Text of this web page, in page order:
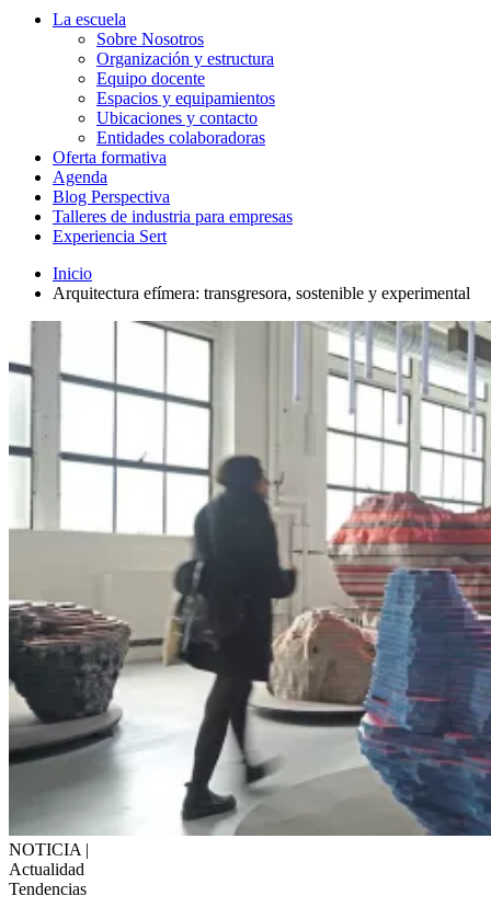
La escuela
Sobre Nosotros
Organización y estructura
Equipo docente
Espacios y equipamientos
Ubicaciones y contacto
Entidades colaboradoras
Oferta formativa
Agenda
Blog Perspectiva
Talleres de industria para empresas
Experiencia Sert
Inicio
​Arquitectura efímera: transgresora, sostenible y experimental
NOTICIA |
Actualidad
Tendencias